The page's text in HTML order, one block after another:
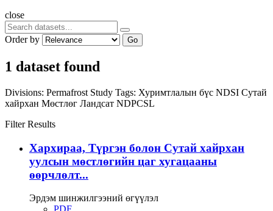
close
Order by Go
1 dataset found
Divisions: Permafrost Study Tags: Хуримтлалын бүс NDSI Сутай
хайрхан Мөстлөг Ландсат NDPCSL
Filter Results
Хархираа, Түргэн болон Сутай хайрхан
уулсын мөстлөгийн цаг хугацааны
өөрчлөлт...
Эрдэм шинжилгээний өгүүлэл